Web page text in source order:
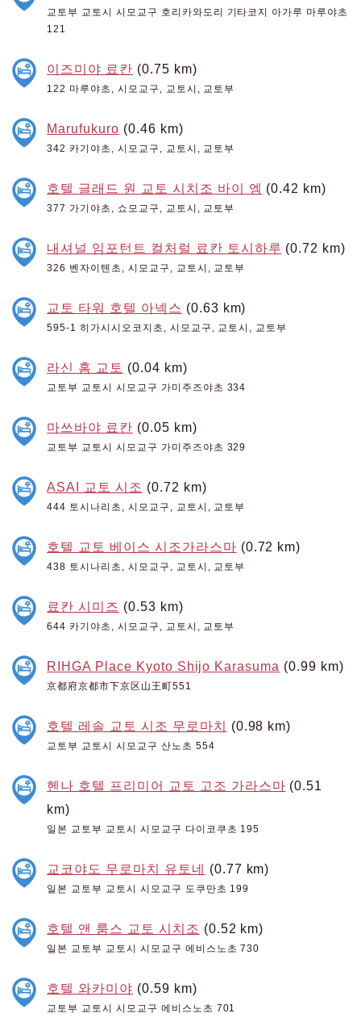
교토부 교토시 시모교구 호리카와도리 기타코지 아가루 마루야초
121
이즈미야 료칸 (0.75 km)
122 마루야초, 시모교구, 교토시, 교토부
Marufukuro (0.46 km)
342 카기야초, 시모교구, 교토시, 교토부
호텔 글래드 원 교토 시치조 바이 엠 (0.42 km)
377 가기야초, 쇼모교구, 교토시, 교토부
내셔널 임포턴트 컬처럴 료칸 토시하루 (0.72 km)
326 벤자이텐초, 시모교구, 교토시, 교토부
교토 타워 호텔 아넥스 (0.63 km)
595-1 히가시시오코지초, 시모교구, 교토시, 교토부
라신 홈 교토 (0.04 km)
교토부 교토시 시모교구 가미주즈야초 334
마쓰바야 료칸 (0.05 km)
교토부 교토시 시모교구 가미주즈야초 329
ASAI 교토 시조 (0.72 km)
444 토시나리초, 시모교구, 교토시, 교토부
호텔 교토 베이스 시조가라스마 (0.72 km)
438 토시나리초, 시모교구, 교토시, 교토부
료칸 시미즈 (0.53 km)
644 카기야초, 시모교구, 교토시, 교토부
RIHGA Place Kyoto Shijo Karasuma (0.99 km)
京都府京都市下京区山王町551
호텔 레솔 교토 시조 무로마치 (0.98 km)
교토부 교토시 시모교구 산노초 554
헨나 호텔 프리미어 교토 고조 가라스마 (0.51
km)
일본 교토부 교토시 시모교구 다이코쿠초 195
교코야도 무로마치 유토네 (0.77 km)
일본 교토부 교토시 시모교구 도쿠만초 199
호텔 앤 룸스 교토 시치조 (0.52 km)
일본 교토부 교토시 시모교구 에비스노초 730
호텔 와카미야 (0.59 km)
교토부 교토시 시모교구 에비스노초 701